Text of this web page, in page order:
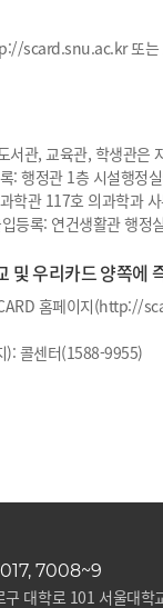
scard.snu.ac.kr또는
서관, 교육관, 학생관은
: 행정관 1층 시설행정
학관 117호 의과학과
등록: 연건생활관 행정
및 우리카드 양쪽에
홈페이지(http://
): 콜센터(1588-9955)
7008~9
대학로 101 서울대학